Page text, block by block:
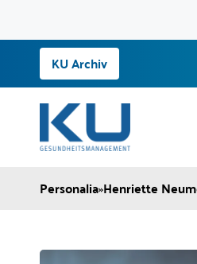
springen
KU Archiv
Personalia»Henriette